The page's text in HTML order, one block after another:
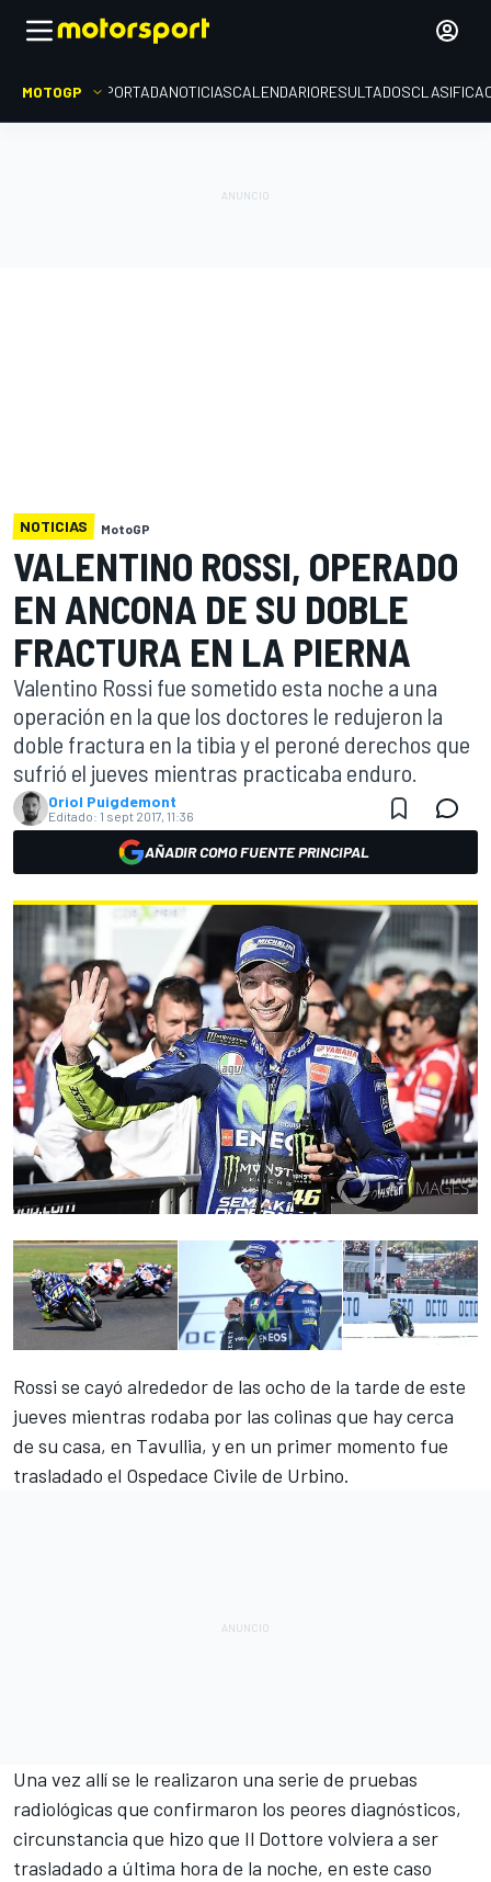
MOTOGP PORTADANOTICIASCALENDARIORESULTADOS
NOTICIAS MotoGP
VALENTINO ROSSI, OPERADO
EN ANCONA DE SU DOBLE
FRACTURA EN LA PIERNA
Valentino Rossi fue sometido esta noche a una
operación en la que los doctores le redujeron la
doble fractura en la tibia y el peroné derechos que
sufrió el jueves mientras practicaba enduro.
Oriol Puigdemont
Editado: 1 sept 2017, 11:36
AÑADIR COMO FUENTE PRINCIPAL
Rossi se cayó alrededor de las ocho de la tarde de este
jueves mientras rodaba por las colinas que hay cerca
de su casa, en Tavullia, y en un primer momento fue
trasladado el Ospedace Civile de Urbino.
Una vez allí se le realizaron una serie de pruebas
radiológicas que confirmaron los peores diagnósticos,
circunstancia que hizo que Il Dottore volviera a ser
trasladado a última hora de la noche, en este caso